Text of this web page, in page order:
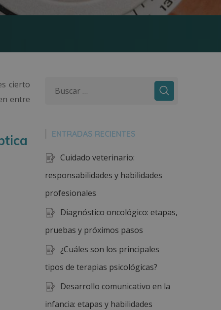
cierto
entre
ENTRADAS RECIENTES
Cuidado veterinario:
responsabilidades y habilidades
profesionales
Diagnóstico oncológico: etapas,
pruebas y próximos pasos
¿Cuáles son los principales
tipos de terapias psicológicas?
Desarrollo comunicativo en la
infancia: etapas y habilidades